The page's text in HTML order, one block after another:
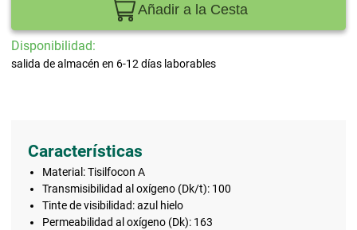
Añadir a la Cesta
Disponibilidad:
salida de almacén en 6-12 días laborables
Características
Material: Tisilfocon A
Transmisibilidad al oxígeno (Dk/t): 100
Tinte de visibilidad: azul hielo
Permeabilidad al oxígeno (Dk): 163